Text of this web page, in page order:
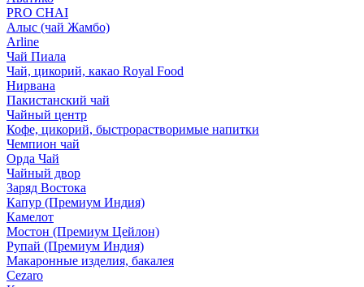
PRO CHAI
Алыс (чай Жамбо)
Arline
Чай Пиала
Чай, цикорий, какао Royal Food
Нирвана
Пакистанский чай
Чайный центр
Кофе, цикорий, быстрорастворимые напитки
Чемпион чай
Орда Чай
Чайный двор
Заряд Востока
Капур (Премиум Индия)
Камелот
Мостон (Премиум Цейлон)
Рупай (Премиум Индия)
Макаронные изделия, бакалея
Cezaro